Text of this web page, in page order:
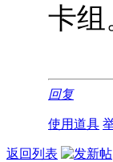
卡组
回复
使用道具
返回列表